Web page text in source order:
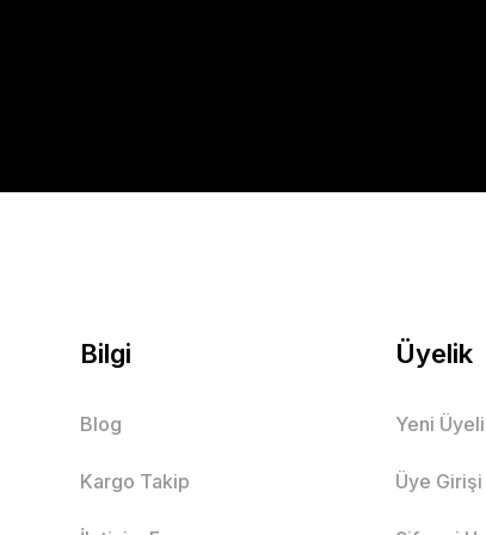
Bilgi
Blog
Kargo Takip
Üyelik
Yeni
Üye Girişi